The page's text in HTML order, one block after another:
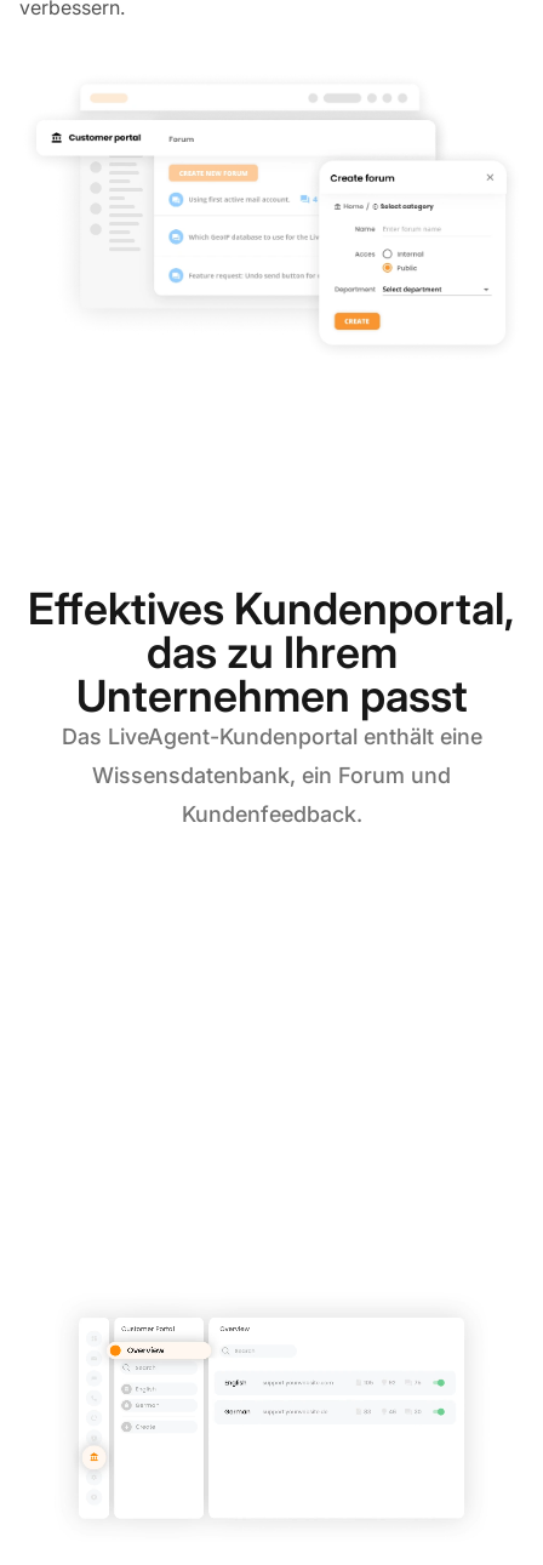
verbessern.
Effektives Kundenportal,
das zu Ihrem
Unternehmen passt
Das LiveAgent-Kundenportal enthält eine
Wissensdatenbank, ein Forum und
Kundenfeedback.